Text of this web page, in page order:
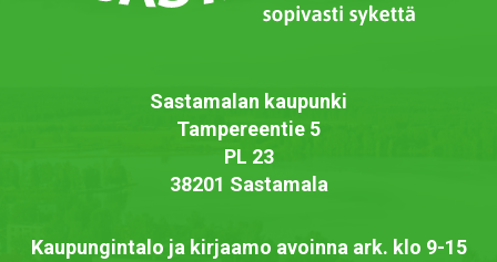
Sastamalan kaupunki
Tampereentie 5
PL 23
38201 Sastamala
Kaupungintalo ja kirjaamo avoinna ark. klo 9-15